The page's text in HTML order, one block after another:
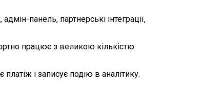
панель, партнерські інтеграції,
працює з великою кількістю
і записує подію в аналітику.